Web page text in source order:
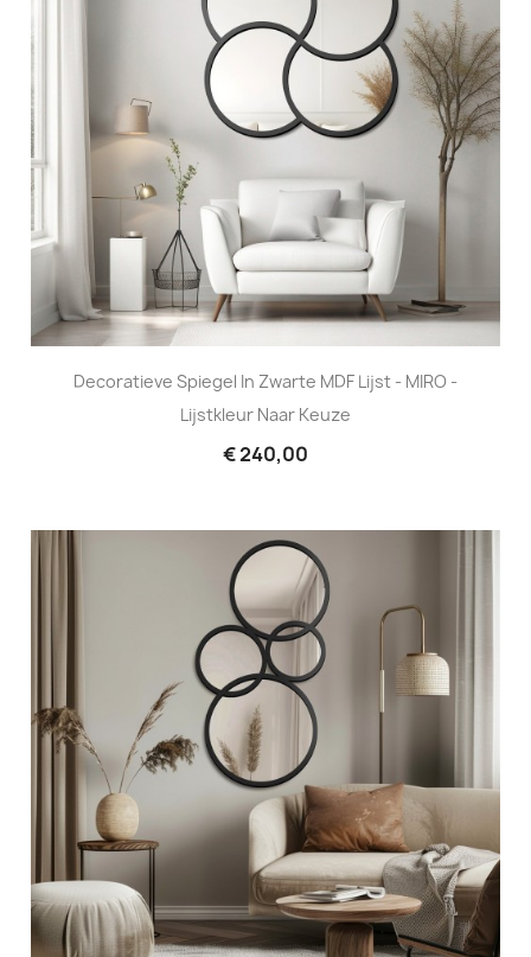
Decoratieve Spiegel In Zwarte MDF Lijst - MIRO -
Lijstkleur Naar Keuze
€ 240,00